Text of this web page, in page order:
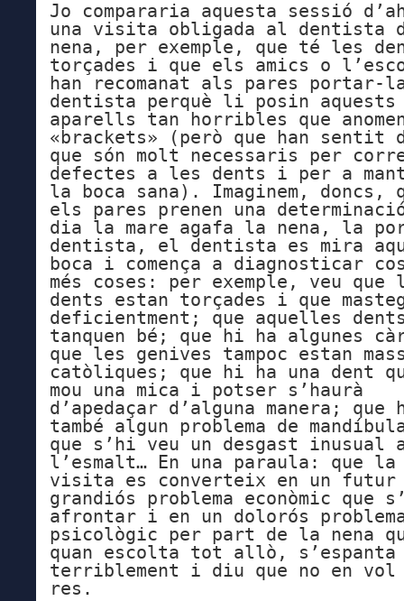
Jo compararia aquesta sessió
una visita obligada al dentista
nena, per exemple, que té les
torçades i que els amics o
han recomanat als pares portar-
dentista perquè li posin aquests
aparells tan horribles que
«brackets» (però que han sentit
que són molt necessaris per
defectes a les dents i per a
la boca sana). Imaginem, doncs,
els pares prenen una
dia la mare agafa la nena, la
dentista, el dentista es mira
boca i comença a diagnosticar
més coses: per exemple, veu que
dents estan torçades i que
deficientment; que aquelles
tanquen bé; que hi ha algunes
que les genives tampoc estan
catòliques; que hi ha una dent
mou una mica i potser s’haurà
d’apedaçar d’alguna manera; que
també algun problema de
que s’hi veu un desgast inusual
l’esmalt… En una paraula: que la
visita es converteix en un futur
grandiós problema econòmic que
afrontar i en un dolorós
psicològic per part de la nena
quan escolta tot allò, s’espanta
terriblement i diu que no en vol
res.